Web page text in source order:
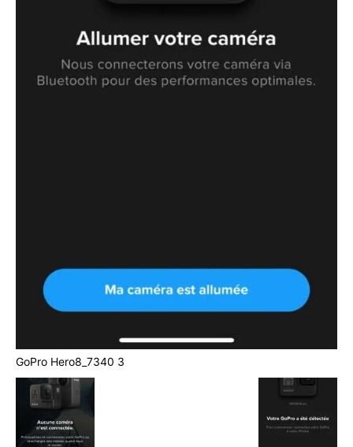
GoPro Hero8_7340 3